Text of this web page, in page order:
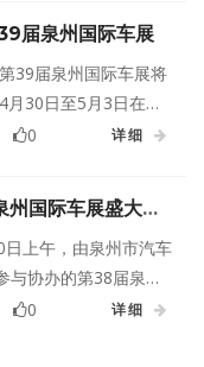
届泉州国际车展
39届泉州国际车展将
月30日至5月3日在福
国际会展中心盛大举
0 详细
州国际车展盛大开
日上午，由泉州市汽车
与协办的第38届泉州
泉州晋江国际会展中
0 详细